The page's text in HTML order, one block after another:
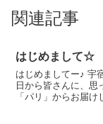
関連記事
はじめまして☆
はじめましてー♪ 宇
日から皆さんに、思
「パリ」からお届